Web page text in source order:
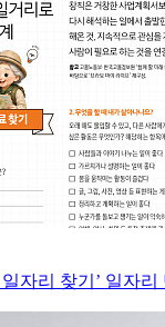
자리 찾기’ 일자리